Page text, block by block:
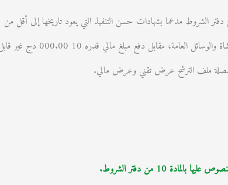
مدعما بشهادات حسن التنفيذ التي يعود تاريخها إلى أقل من 05 سنوات.
دفع مبلغ مالي قدره 10 000.00 دج غير قابل للتعويض
ملف الترشح عرض تقني وعرض مالي.
10 من دفتر الشروط.